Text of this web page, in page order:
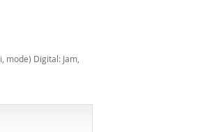
Digital: Jam,